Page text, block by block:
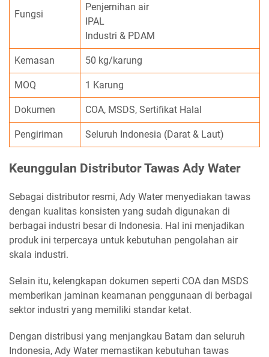
Fungsi
Penjernihan air
IPAL
Industri & PDAM
Kemasan 50 kg/karung
MOQ 1 Karung
Dokumen COA, MSDS, Sertifikat Halal
Pengiriman Seluruh Indonesia (Darat & Laut)
Keunggulan Distributor Tawas Ady Water
Sebagai distributor resmi, Ady Water menyediakan tawas
dengan kualitas konsisten yang sudah digunakan di
berbagai industri besar di Indonesia. Hal ini menjadikan
produk ini terpercaya untuk kebutuhan pengolahan air
skala industri.
Selain itu, kelengkapan dokumen seperti COA dan MSDS
memberikan jaminan keamanan penggunaan di berbagai
sektor industri yang memiliki standar ketat.
Dengan distribusi yang menjangkau Batam dan seluruh
Indonesia, Ady Water memastikan kebutuhan tawas